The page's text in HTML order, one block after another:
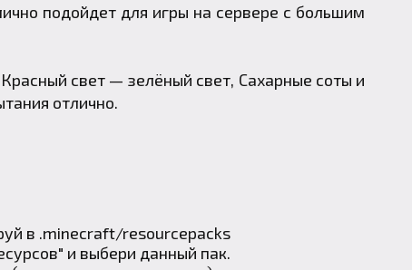
подойдет для игры на сервере с большим
свет — зелёный свет, Сахарные соты и
отлично.
в .minecraft/resourcepacks
и выбери данный пак.